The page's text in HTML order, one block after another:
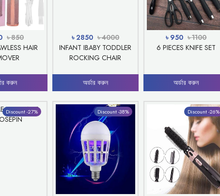
৳ 850
HAIR
করুন
৳ 2850 ৳ 4000
INFANT IBABY TODDLER
ROCKING CHAIR
অর্ডার করুন
৳ 950 ৳ 1100
6 PIECES KNIFE SET
অর্ডার করুন
Discount -27% Discount -38% Discount -26%